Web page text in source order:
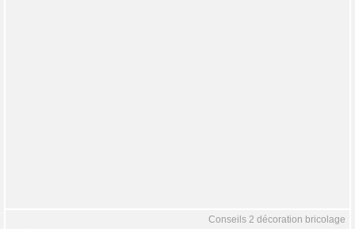
Conseils 2 décoration bricolage